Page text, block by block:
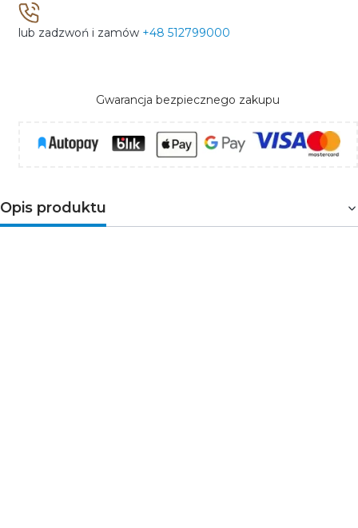
lub zadzwoń i zamów +48 512799000
Gwarancja bezpiecznego zakupu
Opis produktu